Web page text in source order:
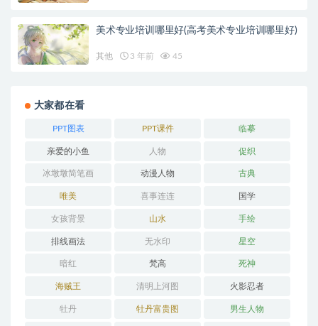
美术专业培训哪里好(高考美术专业培训哪里好)
其他 3 年前 45
大家都在看
PPT图表 PPT课件 临摹
亲爱的小鱼 人物 促织
冰墩墩简笔画 动漫人物 古典
唯美 喜事连连 国学
女孩背景 山水 手绘
排线画法 无水印 星空
暗红 梵高 死神
海贼王 清明上河图 火影忍者
牡丹 牡丹富贵图 男生人物